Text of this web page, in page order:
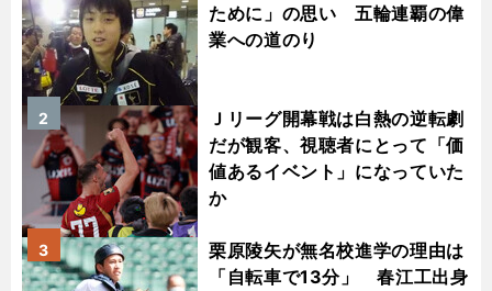
ために」の思い 五輪連覇の偉
業への道のり
Ｊリーグ開幕戦は白熱の逆転劇
だが観客、視聴者にとって「価
値あるイベント」になっていた
か
2
栗原陵矢が無名校進学の理由は
「自転車で13分」 春江工出身
3